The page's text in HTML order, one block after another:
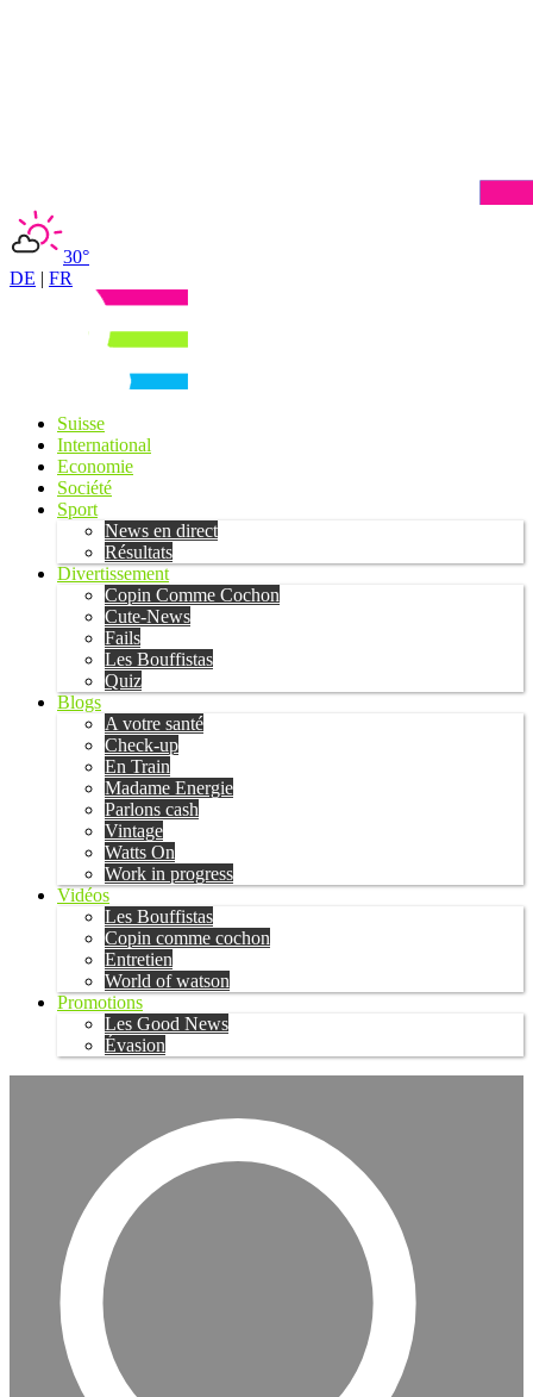
30°
DE | FR
Suisse
International
Economie
Société
Sport
News en direct
Résultats
Divertissement
Copin Comme Cochon
Cute-News
Fails
Les Bouffistas
Quiz
Blogs
A votre santé
Check-up
En Train
Madame Energie
Parlons cash
Vintage
Watts On
Work in progress
Vidéos
Les Bouffistas
Copin comme cochon
Entretien
World of watson
Promotions
Les Good News
Évasion